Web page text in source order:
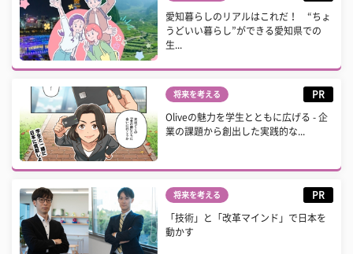
愛知暮らしのリアルはこれだ！ “ちょ
うどいい暮らし”ができる愛知県での
生...
将来を考える PR
Oliveの魅力を学生とともに広げる - 企
業の課題から創出した実践的な...
将来を考える PR
「技術」と「改革マインド」で日本を
動かす